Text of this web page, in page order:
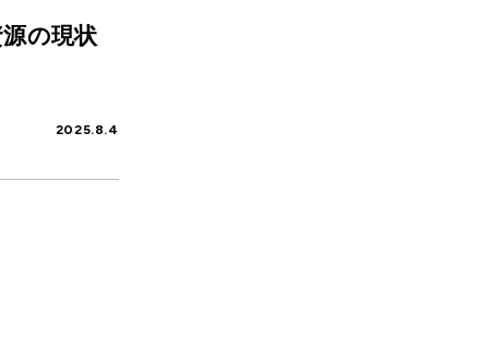
の現状
2025.8.4